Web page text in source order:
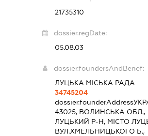
21735310
dossier.regDate:
05.08.03
dossier.foundersAndBenef:
ЛУЦЬКА МІСЬКА РАДА
34745204
dossier.founderAddress
43025, ВОЛИНСЬКА ОБЛ.,
ЛУЦЬКИЙ Р-Н, МІСТО
ВУЛ.ХМЕЛЬНИЦЬКОГО Б.,